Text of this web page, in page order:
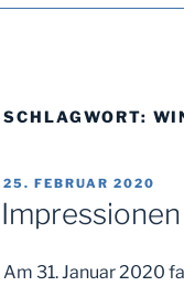
SCHLAGWORT:
VERÖFFENTLICHT
AM
25. FEBRUAR 2020
Am 31. Januar 2020